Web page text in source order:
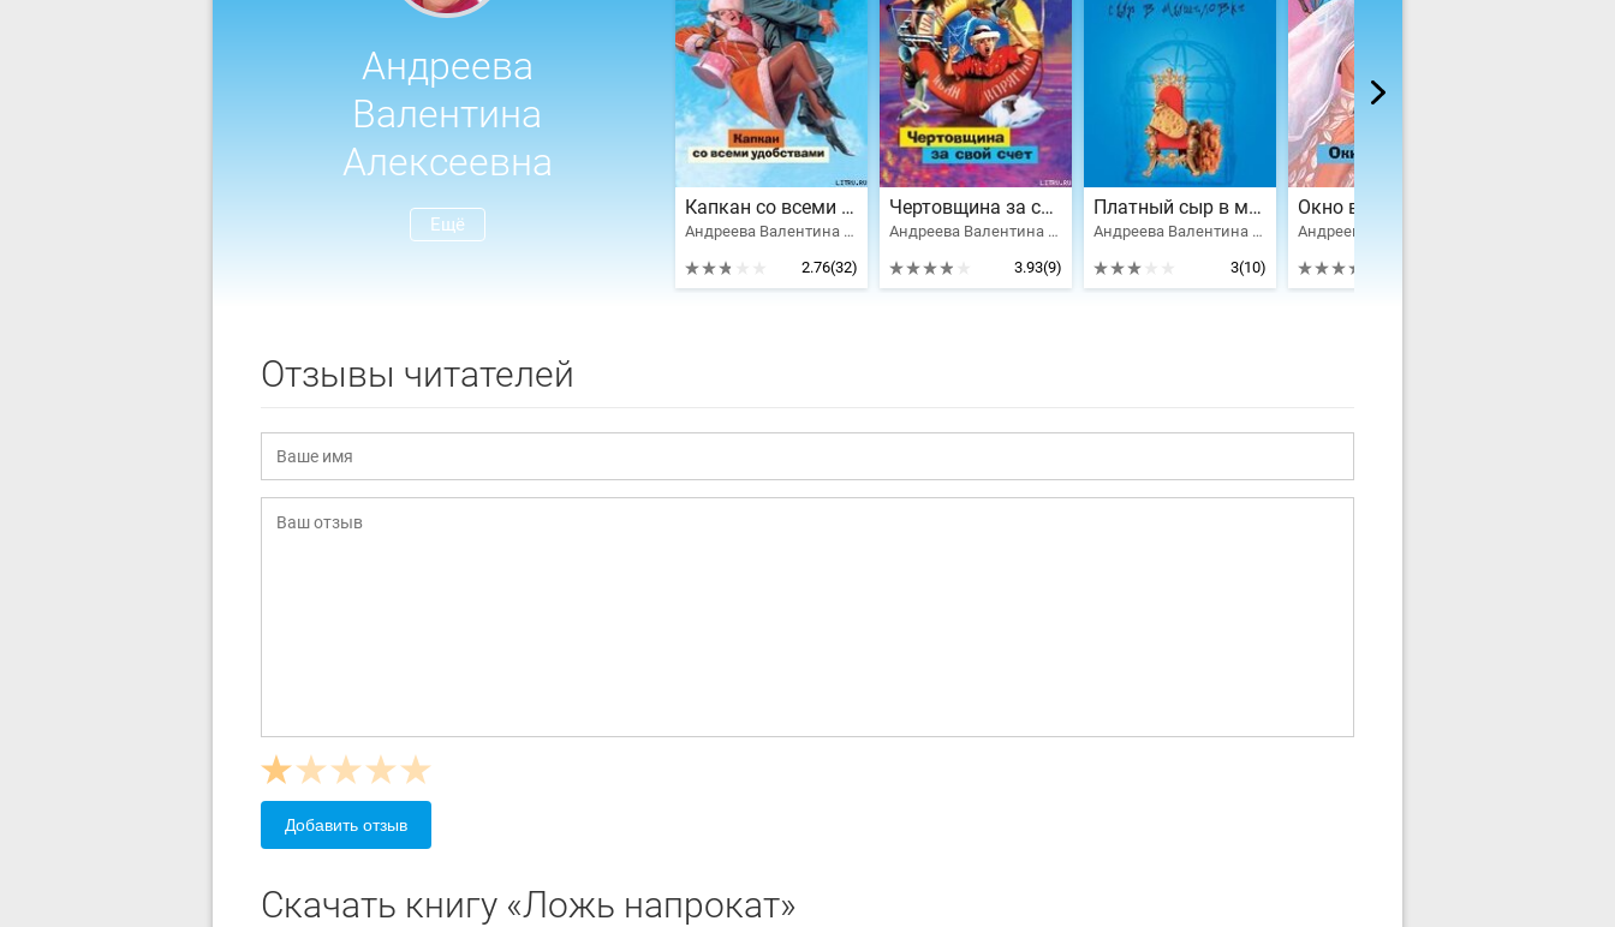
Андреева
Валентина
Алексеевна
Ещё
Капкан со всеми удобствами
Андреева Валентина Алексеевна
2.76(32)
Чертовщина за свой счет
Андреева Валентина Алексеевна
3.93(9)
Платный сыр в мышеловке
Андреева Валентина Алексеевна
3(10)
Окно в Европу
Отзывы читателей
Добавить отзыв
Скачать книгу «Ложь напрокат»